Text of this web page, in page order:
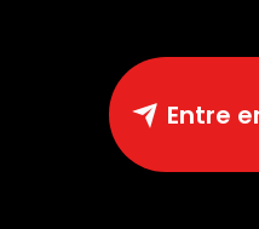
Entre